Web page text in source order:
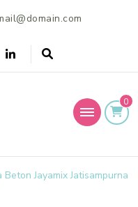
0
Beton Jayamix Jatisampurna